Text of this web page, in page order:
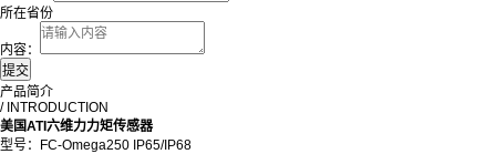
所在省份
内容：
产品简介
/ INTRODUCTION
美国ATI六维力力矩传感器
型号：FC-Omega250 IP65/IP68